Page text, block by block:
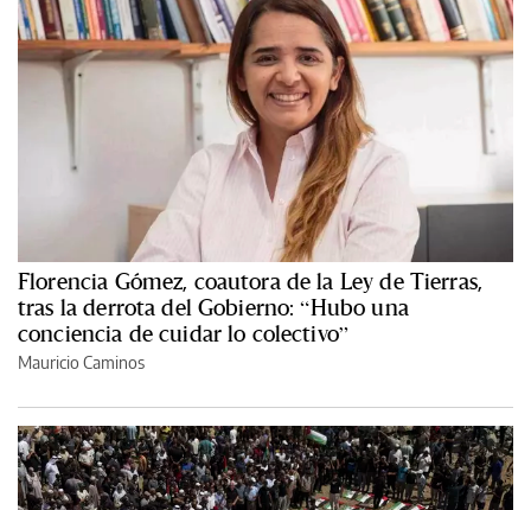
Florencia Gómez, coautora de la Ley de Tierras,
tras la derrota del Gobierno: “Hubo una
conciencia de cuidar lo colectivo”
Mauricio Caminos